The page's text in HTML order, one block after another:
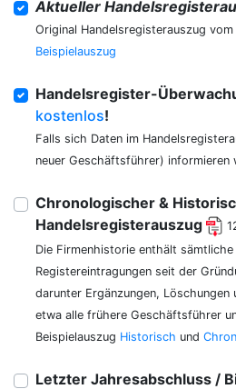
Aktueller
Original Handelsregisterauszug
Beispielauszug
Handelsregister-
kostenlos!
Falls sich Daten im
neuer Geschäftsführer) informieren
Chronologischer &
Handelsregisterauszug
Die Firmenhistorie enthält
Registereintragungen seit der
darunter Ergänzungen, Löschungen
etwa alle frühere Geschäftsführer
Beispielauszug Historisch und
Letzter Jahresabschluss /